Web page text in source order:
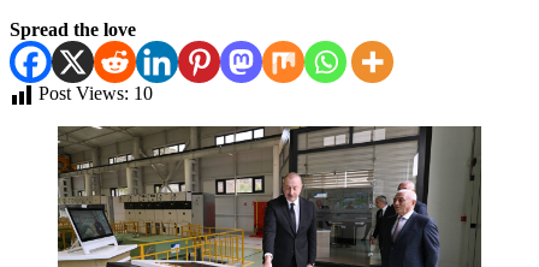
Spread the love
Post Views: 10